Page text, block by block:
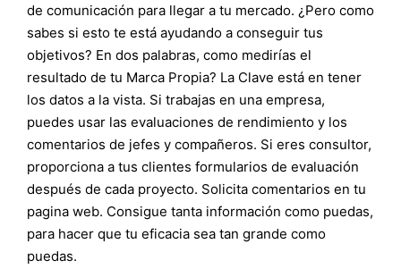
de comunicación para llegar a tu mercado. ¿Pero como
sabes si esto te está ayudando a conseguir tus
objetivos? En dos palabras, como medirías el
resultado de tu Marca Propia? La Clave está en tener
los datos a la vista. Si trabajas en una empresa,
puedes usar las evaluaciones de rendimiento y los
comentarios de jefes y compañeros. Si eres consultor,
proporciona a tus clientes formularios de evaluación
después de cada proyecto. Solicita comentarios en tu
pagina web. Consigue tanta información como puedas,
para hacer que tu eficacia sea tan grande como
puedas.